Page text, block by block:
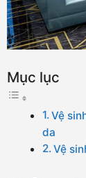
Mục lục
Vệ
da
Vệ